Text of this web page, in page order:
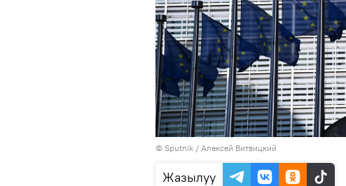
© Sputnik / Алексей Витвицкий
Жазылуу